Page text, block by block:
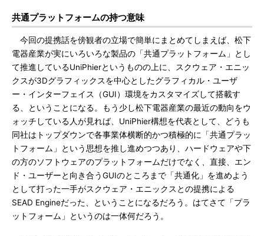
共通プラットフォームの持つ意味
今回の提携話を傍観者の立場で簡単にまとめてしまえば、松下
電器産業が実にいろいろな製品の「共通プラットフォーム」とし
て推進しているUniPhierというものの上に、スクウェア・エニッ
クスが3Dグラフィックスを中心としたグラフィカル・ユーザ
ー・インターフェイス（GUI）環境をカスタマイズして搭載す
る、ということになる。もう少し松下電器産業の最近の動向をウ
ォッチしている人が見れば、UniPhier構想を代表として、どうも
同社はトップダウンで各事業体横断的かつ積極的に「共通プラッ
トフォーム」という思想を推し進めつつあり、ハードウェアや下
の方のソフトウェアのプラットフォームだけでなく、直接、エン
ド・ユーザーと向き合うGUIのところまで「共通化」を進めよう
として打った一手がスクウェア・エニックスとの提携による
SEAD Engineだった、ということになるだろう。はてさて「プラ
ットフォーム」というのは一体何だろう。